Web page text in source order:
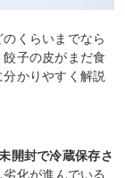
くらいまでなら
子の皮がまだ食
かりやすく解説
開封で冷蔵保存さ
劣化が進んでいる